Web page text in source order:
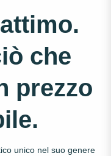
che
prezzo
unico nel suo genere